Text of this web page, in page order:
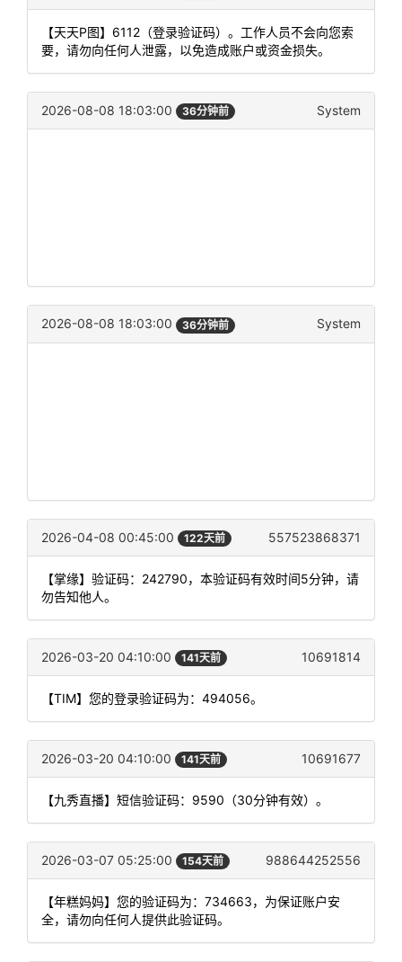
【天天P图】6112（登录验证码）。工作人员不会向您索
要，请勿向任何人泄露，以免造成账户或资金损失。
2026-08-08 18:03:00 36分钟前 System
2026-08-08 18:03:00 36分钟前 System
2026-04-08 00:45:00 122天前 557523868371
【掌缘】验证码：242790，本验证码有效时间5分钟，请
勿告知他人。
2026-03-20 04:10:00 141天前 10691814
【TIM】您的登录验证码为：494056。
2026-03-20 04:10:00 141天前 10691677
【九秀直播】短信验证码：9590（30分钟有效）。
2026-03-07 05:25:00 154天前 988644252556
【年糕妈妈】您的验证码为：734663，为保证账户安
全，请勿向任何人提供此验证码。